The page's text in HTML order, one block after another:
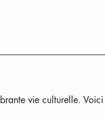
vie culturelle.